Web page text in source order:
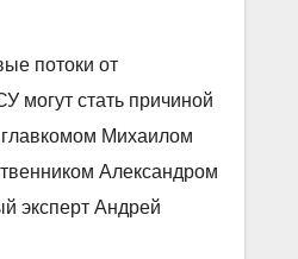
потоки от
могут стать причиной
Михаилом
Александром
эксперт Андрей